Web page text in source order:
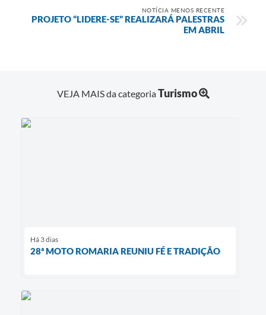
NOTÍCIA MENOS RECENTE
PROJETO “LIDERE-SE” REALIZARÁ PALESTRAS
EM ABRIL
VEJA MAIS da categoriaTurismo
Há 3 dias
28ª MOTO ROMARIA REUNIU FÉ E TRADIÇÃO